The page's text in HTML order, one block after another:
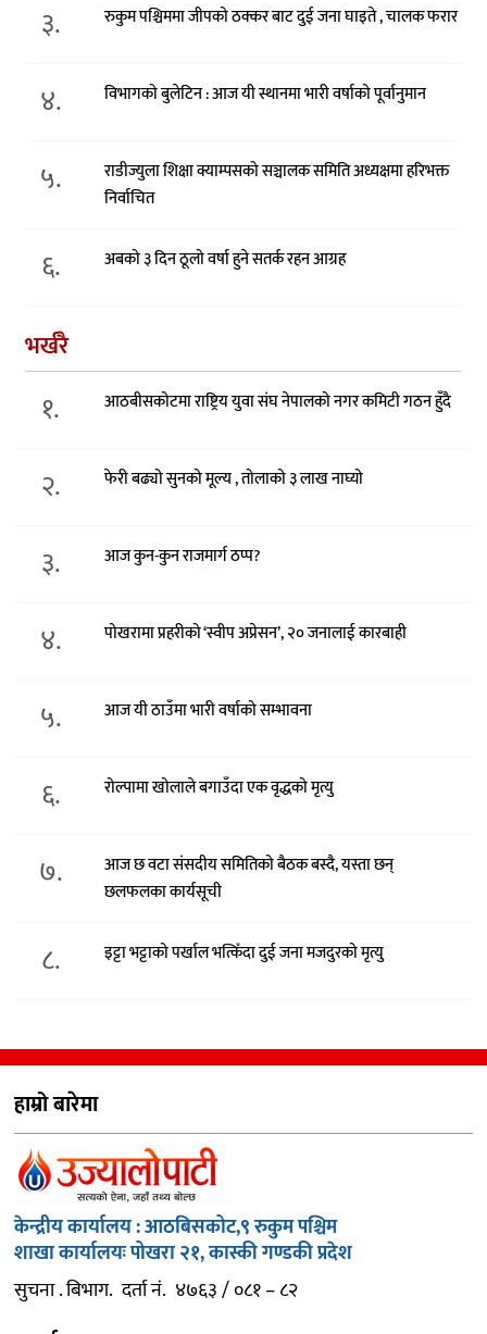
३. रुकुम पश्चिममा जीपको ठक्कर बाट दुई जना घाइते , चालक फरार
४. विभागको बुलेटिन : आज यी स्थानमा भारी वर्षाको पूर्वानुमान
५.
राडीज्युला शिक्षा क्याम्पसको सञ्चालक समिति अध्यक्षमा हरिभक्त
निर्वाचित
६. अबको ३ दिन ठूलो वर्षा हुने सतर्क रहन आग्रह
भर्खरै
१. आठबीसकोटमा राष्ट्रिय युवा संघ नेपालको नगर कमिटी गठन हुँदै
२. फेरी बढ्यो सुनको मूल्य , तोलाको ३ लाख नाघ्यो
३. आज कुन-कुन राजमार्ग ठप्प?
४. पोखरामा प्रहरीको ‘स्वीप अप्रेसन’, २० जनालाई कारबाही
५. आज यी ठाउँमा भारी वर्षाको सम्भावना
६. रोल्पामा खोलाले बगाउँदा एक वृद्धको मृत्यु
७.
आज छ वटा संसदीय समितिको बैठक बस्दै, यस्ता छन्
छलफलका कार्यसूची
८. इट्टा भट्टाको पर्खाल भत्किँदा दुई जना मजदुरको मृत्यु
हाम्रो बारेमा
केन्द्रीय कार्यालय : आठबिसकोट,९ रुकुम पश्चिम
शाखा कार्यालयः पोखरा २१, कास्की गण्डकी प्रदेश
सुचना . बिभाग. दर्ता नं. ४७६३ / ०८१ – ८२